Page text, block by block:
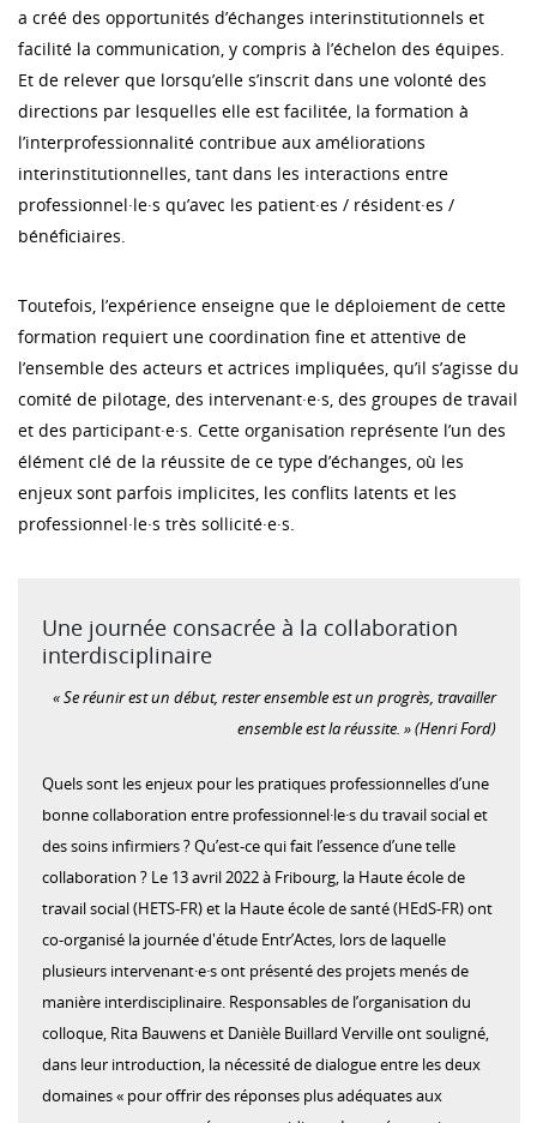
a créé des opportunités d’échanges interinstitutionnels et
facilité la communication, y compris à l’échelon des équipes.
Et de relever que lorsqu’elle s’inscrit dans une volonté des
directions par lesquelles elle est facilitée, la formation à
l’interprofessionnalité contribue aux améliorations
interinstitutionnelles, tant dans les interactions entre
professionnel·le·s qu’avec les patient·es / résident·es /
bénéficiaires.
Toutefois, l’expérience enseigne que le déploiement de cette
formation requiert une coordination fine et attentive de
l’ensemble des acteurs et actrices impliquées, qu’il s’agisse du
comité de pilotage, des intervenant·e·s, des groupes de travail
et des participant·e·s. Cette organisation représente l’un des
élément clé de la réussite de ce type d’échanges, où les
enjeux sont parfois implicites, les conflits latents et les
professionnel·le·s très sollicité·e·s.
Une journée consacrée à la collaboration
interdisciplinaire
« Se réunir est un début, rester ensemble est un progrès, travailler
ensemble est la réussite. » (Henri Ford)
Quels sont les enjeux pour les pratiques professionnelles d’une
bonne collaboration entre professionnel·le·s du travail social et
des soins infirmiers ? Qu’est-ce qui fait l’essence d’une telle
collaboration ? Le 13 avril 2022 à Fribourg, la Haute école de
travail social (HETS-FR) et la Haute école de santé (HEdS-FR) ont
co-organisé la journée d'étude Entr’Actes, lors de laquelle
plusieurs intervenant·e·s ont présenté des projets menés de
manière interdisciplinaire. Responsables de l’organisation du
colloque, Rita Bauwens et Danièle Buillard Verville ont souligné,
dans leur introduction, la nécessité de dialogue entre les deux
domaines « pour offrir des réponses plus adéquates aux